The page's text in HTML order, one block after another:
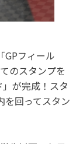
GPフィール
のスタンプを
が完成！スタ
を回ってスタン